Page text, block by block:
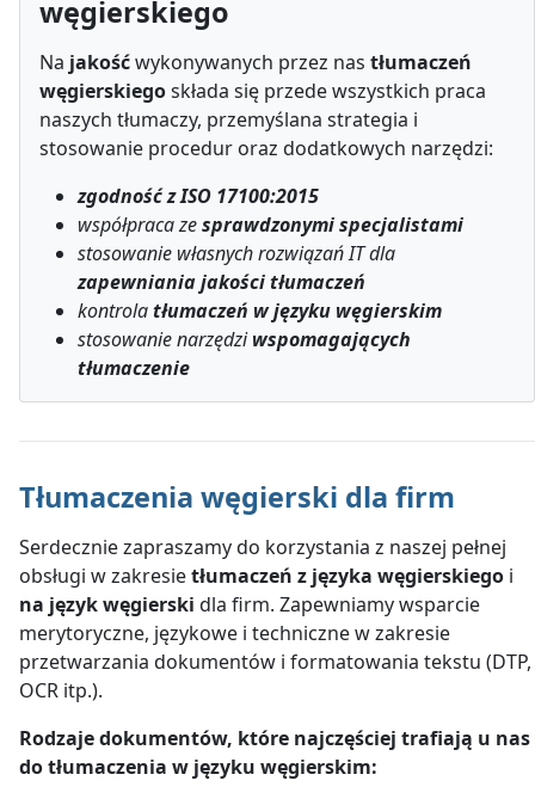
węgierskiego
Na jakośćwykonywanych przez nas tłumaczeń
węgierskiegoskłada się przede wszystkich praca
naszych tłumaczy, przemyślana strategia i
stosowanie procedur oraz dodatkowych narzędzi:
zgodność z ISO 17100:2015
współpraca zesprawdzonymi specjalistami
stosowanie własnych rozwiązań IT dla
zapewniania jakości tłumaczeń
kontrolatłumaczeń w języku węgierskim
stosowanie narzędziwspomagających
tłumaczenie
Tłumaczenia węgierski dla firm
Serdecznie zapraszamy do korzystania z naszej pełnej
obsługi w zakresietłumaczeń z języka węgierskiego i
na język węgierski dla firm. Zapewniamy wsparcie
merytoryczne, językowe i techniczne w zakresie
przetwarzania dokumentów i formatowania tekstu (DTP,
OCR itp.).
Rodzaje dokumentów, które najczęściej trafiają u nas
dotłumaczenia w języku węgierskim: